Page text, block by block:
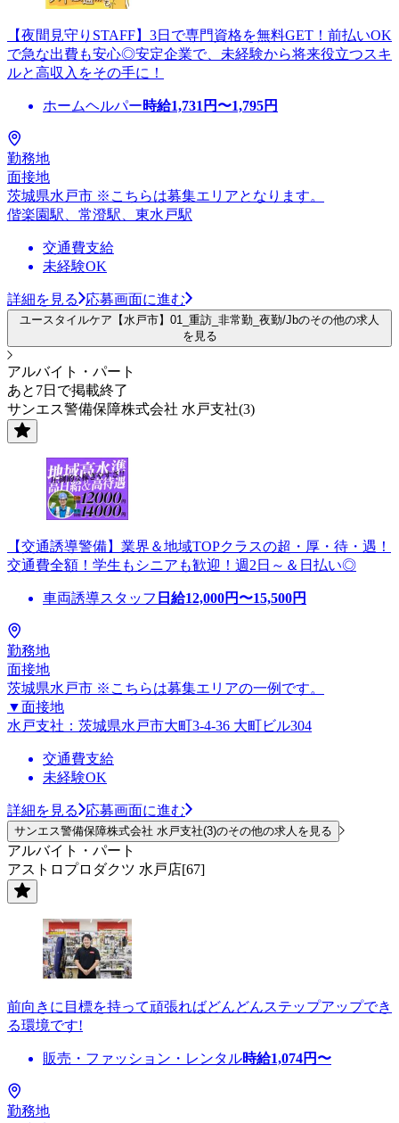
【夜間見守りSTAFF】3日で専門資格を無料GET！前払いOK
で急な出費も安心◎安定企業で、未経験から将来役立つスキ
ルと高収入をその手に！
ホームヘルパー時給1,731 円〜1,795円
勤務地
面接地
茨城県水戸市 ※こちらは募集エリアとなります。
偕楽園駅、常澄駅、東水戸駅
交通費支給
未経験OK
詳細を見る 応募画面に進む
ユースタイルケア【水戸市】01_重訪_非常勤_夜勤/Jbのその他の求人
を見る
アルバイト・パート
あと7日で掲載終了
サンエス警備保障株式会社 水戸支社(3)
【交通誘導警備】業界＆地域TOPクラスの超・厚・待・遇！
交通費全額！学生もシニアも歓迎！週2日～＆日払い◎
車両誘導スタッフ 日給12,000円〜15,500円
勤務地
面接地
茨城県水戸市 ※こちらは募集エリアの一例です。
▼面接地
水戸支社：茨城県水戸市大町3-4-36 大町ビル304
交通費支給
未経験OK
詳細を見る 応募画面に進む
サンエス警備保障株式会社 水戸支社(3)のその他の求人を見る
アルバイト・パート
アストロプロダクツ 水戸店[67]
前向きに目標を持って頑張ればどんどんステップアップでき
る環境です!
販売・ファッション・レンタル時給1,074円〜
勤務地